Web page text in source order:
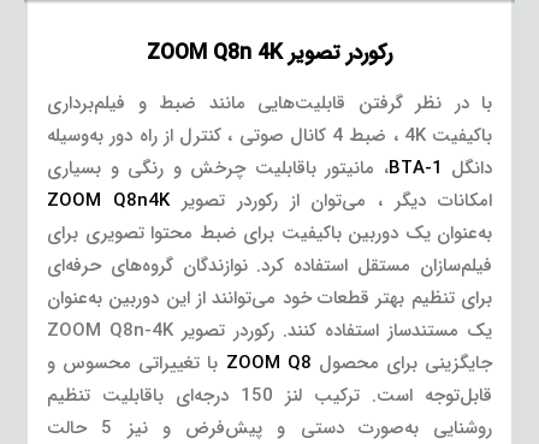
رکوردر تصویر ZOOM Q8n 4K
با در نظر گرفتن قابلیت‌هایی مانند ضبط و فیلم‌برداری
باکیفیت 4K ، ضبط 4 کانال صوتی ، کنترل از راه دور به‌وسیله
دانگل BTA-1، مانیتور باقابلیت چرخش و رنگی و بسیاری
امکانات دیگر ، می‌توان از رکوردر تصویرZOOM Q8n4K
به‌عنوان یک دوربین باکیفیت برای ضبط محتوا تصویری برای
فیلم‌سازان مستقل استفاده کرد. نوازندگان گروه‌های حرفه‌ای
برای تنظیم بهتر قطعات خود می‌توانند از این دوربین به‌عنوان
یک مستندساز استفاده کنند. رکوردر تصویر ZOOM Q8n-4K
جایگزینی برای محصول ZOOM Q8 با تغییراتی محسوس و
قابل‌توجه است. ترکیب لنز 150 درجه‌ای باقابلیت تنظیم
روشنایی به‌صورت دستی و پیش‌فرض و نیز 5 حالت